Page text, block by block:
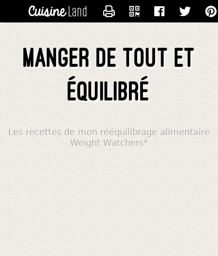
Manger de tout et
équilibré
Les recettes de mon rééquilibrage alimentaire
Weight Watchers*
CONTACTER ALIMENTATIONWW